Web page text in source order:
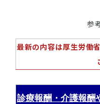
参
最新の内容は厚生労働
診療報酬・介護報酬